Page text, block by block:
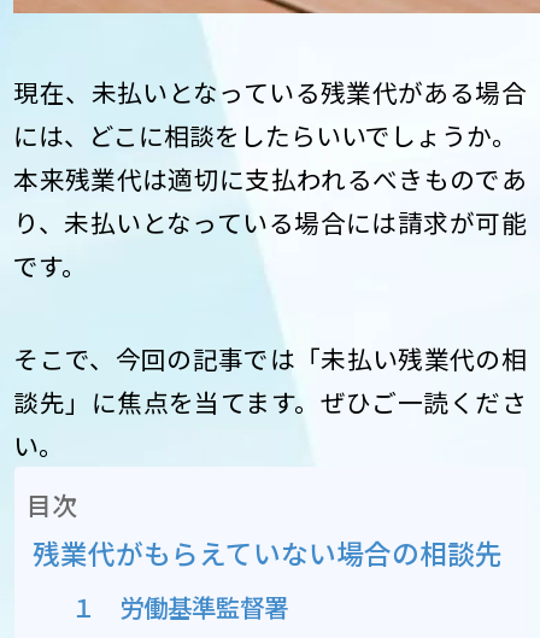
現在、未払いとなっている残業代がある場合
には、どこに相談をしたらいいでしょうか。
本来残業代は適切に支払われるべきものであ
り、未払いとなっている場合には請求が可能
です。
そこで、今回の記事では「未払い残業代の相
談先」に焦点を当てます。ぜひご一読くださ
い。
目次
残業代がもらえていない場合の相談先
１ 労働基準監督署